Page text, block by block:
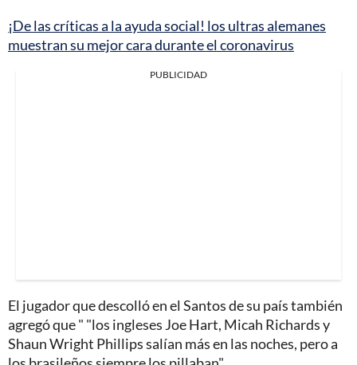
¡De las críticas a la ayuda social! los ultras alemanes
muestran su mejor cara durante el coronavirus
PUBLICIDAD
El jugador que descolló en el Santos de su país también
agregó que " "los ingleses Joe Hart, Micah Richards y
Shaun Wright Phillips salían más en las noches, pero a